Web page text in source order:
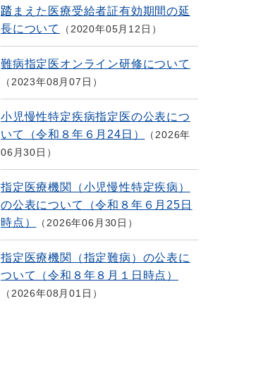
踏まえた医療受給者証有効期間の延
長について
2020年05月12日
難病指定医オンライン研修について
2023年08月07日
小児慢性特定疾病指定医の公表につ
いて（令和８年６月24日）
2026年
06月30日
指定医療機関（小児慢性特定疾病）
の公表について（令和８年６月25日
時点）
2026年06月30日
指定医療機関（指定難病）の公表に
ついて（令和８年８月１日時点）
2026年08月01日